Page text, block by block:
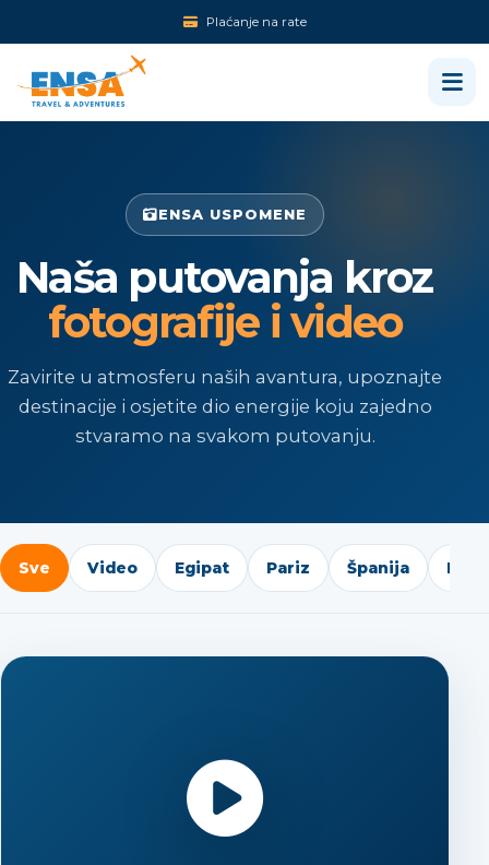
Plaćanje na rate
ENSA USPOMENE
Naša putovanja kroz
fotografije i video
Zavirite u atmosferu naših avantura, upoznajte
destinacije i osjetite dio energije koju zajedno
stvaramo na svakom putovanju.
Sve Video Egipat Pariz Španija